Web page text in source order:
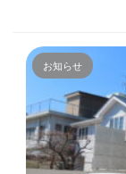
お知らせ